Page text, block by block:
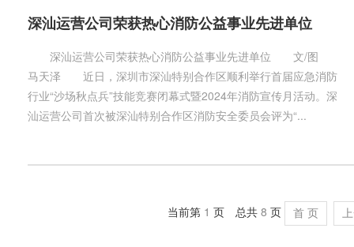
深汕运营公司荣获热心消防公益事业先进单位
深汕运营公司荣获热心消防公益事业先进单位 文/图
马天泽 近日，深圳市深汕特别合作区顺利举行首届应急消防
行业“沙场秋点兵”技能竞赛闭幕式暨2024年消防宣传月活动。深
汕运营公司首次被深汕特别合作区消防安全委员会评为“...
当前第 1 页 总共 8 页 首 页